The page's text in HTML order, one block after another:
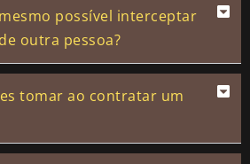
possível interceptar
outra pessoa?
tomar ao contratar um